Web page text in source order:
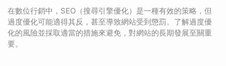
在數位行銷中，SEO（搜尋引擎優化）是一種有效的策略，但
過度優化可能適得其反，甚至導致網站受到懲罰。了解過度優
化的風險並採取適當的措施來避免，對網站的長期發展至關重
要。